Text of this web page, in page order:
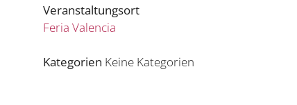
Veranstaltungsort
Feria Valencia
Kategorien Keine Kategorien